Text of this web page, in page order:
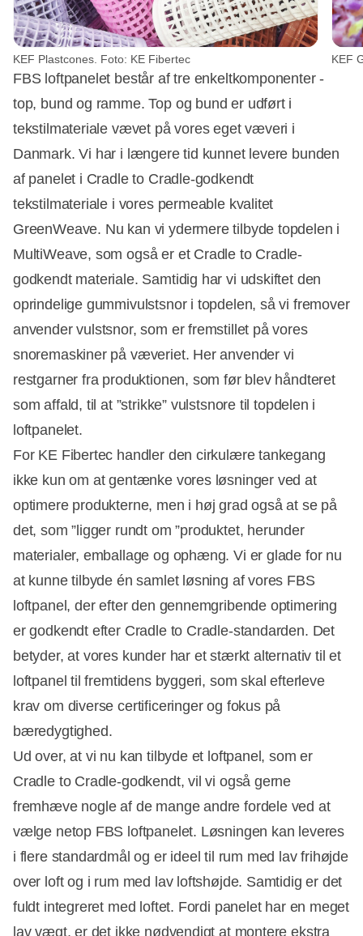
KEF Plastcones. Foto: KE Fibertec KEF
FBS loftpanelet består af tre enkeltkomponenter -
top, bund og ramme. Top og bund er udført i
tekstilmateriale vævet på vores eget væveri i
Danmark. Vi har i længere tid kunnet levere bunden
af panelet i Cradle to Cradle-godkendt
tekstilmateriale i vores permeable kvalitet
GreenWeave. Nu kan vi ydermere tilbyde topdelen i
MultiWeave, som også er et Cradle to Cradle-
godkendt materiale. Samtidig har vi udskiftet den
oprindelige gummivulstsnor i topdelen, så vi fremover
anvender vulstsnor, som er fremstillet på vores
snoremaskiner på væveriet. Her anvender vi
restgarner fra produktionen, som før blev håndteret
som affald, til at ”strikke” vulstsnore til topdelen i
loftpanelet.
For KE Fibertec handler den cirkulære tankegang
ikke kun om at gentænke vores løsninger ved at
optimere produkterne, men i høj grad også at se på
det, som ”ligger rundt om ”produktet, herunder
materialer, emballage og ophæng. Vi er glade for nu
at kunne tilbyde én samlet løsning af vores FBS
loftpanel, der efter den gennemgribende optimering
er godkendt efter Cradle to Cradle-standarden. Det
betyder, at vores kunder har et stærkt alternativ til et
loftpanel til fremtidens byggeri, som skal efterleve
krav om diverse certificeringer og fokus på
bæredygtighed.
Ud over, at vi nu kan tilbyde et loftpanel, som er
Cradle to Cradle-godkendt, vil vi også gerne
fremhæve nogle af de mange andre fordele ved at
vælge netop FBS loftpanelet. Løsningen kan leveres
i flere standardmål og er ideel til rum med lav frihøjde
over loft og i rum med lav loftshøjde. Samtidig er det
fuldt integreret med loftet. Fordi panelet har en meget
lav vægt, er det ikke nødvendigt at montere ekstra